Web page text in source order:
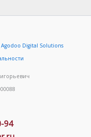
Agodoo Digital Solutions
94